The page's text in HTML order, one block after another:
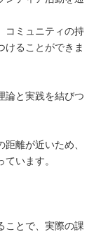
コミュニティの持
けることができま
論と実践を結びつ
離が近いため、
います。
ことで、実際の課